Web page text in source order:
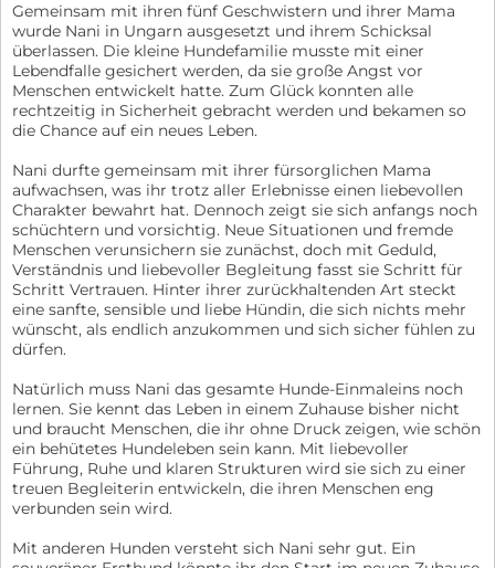
Gemeinsam mit ihren fünf Geschwistern und ihrer Mama
wurde Nani in Ungarn ausgesetzt und ihrem Schicksal
überlassen. Die kleine Hundefamilie musste mit einer
Lebendfalle gesichert werden, da sie große Angst vor
Menschen entwickelt hatte. Zum Glück konnten alle
rechtzeitig in Sicherheit gebracht werden und bekamen so
die Chance auf ein neues Leben.
Nani durfte gemeinsam mit ihrer fürsorglichen Mama
aufwachsen, was ihr trotz aller Erlebnisse einen liebevollen
Charakter bewahrt hat. Dennoch zeigt sie sich anfangs noch
schüchtern und vorsichtig. Neue Situationen und fremde
Menschen verunsichern sie zunächst, doch mit Geduld,
Verständnis und liebevoller Begleitung fasst sie Schritt für
Schritt Vertrauen. Hinter ihrer zurückhaltenden Art steckt
eine sanfte, sensible und liebe Hündin, die sich nichts mehr
wünscht, als endlich anzukommen und sich sicher fühlen zu
dürfen.
Natürlich muss Nani das gesamte Hunde-Einmaleins noch
lernen. Sie kennt das Leben in einem Zuhause bisher nicht
und braucht Menschen, die ihr ohne Druck zeigen, wie schön
ein behütetes Hundeleben sein kann. Mit liebevoller
Führung, Ruhe und klaren Strukturen wird sie sich zu einer
treuen Begleiterin entwickeln, die ihren Menschen eng
verbunden sein wird.
Mit anderen Hunden versteht sich Nani sehr gut. Ein